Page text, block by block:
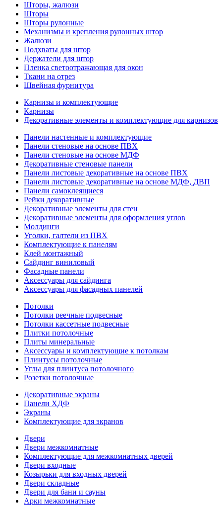
Шторы, жалюзи
Шторы
Шторы рулонные
Механизмы и крепления рулонных штор
Жалюзи
Подхваты для штор
Держатели для штор
Пленка светоотражающая для окон
Ткани на отрез
Швейная фурнитура
Карнизы и комплектующие
Карнизы
Декоративные элементы и комплектующие для карнизов
Панели настенные и комплектующие
Панели стеновые на основе ПВХ
Панели стеновые на основе МДФ
Декоративные стеновые панели
Панели листовые декоративные на основе ПВХ
Панели листовые декоративные на основе МДФ, ДВП
Панели самоклеящиеся
Рейки декоративные
Декоративные элементы для стен
Декоративные элементы для оформления углов
Молдинги
Уголки, галтели из ПВХ
Комплектующие к панелям
Клей монтажный
Сайдинг виниловый
Фасадные панели
Аксессуары для сайдинга
Аксессуары для фасадных панелей
Потолки
Потолки реечные подвесные
Потолки кассетные подвесные
Плитки потолочные
Плиты минеральные
Аксессуары и комплектующие к потолкам
Плинтусы потолочные
Углы для плинтуса потолочного
Розетки потолочные
Декоративные экраны
Панели ХДФ
Экраны
Комплектующие для экранов
Двери
Двери межкомнатные
Комплектующие для межкомнатных дверей
Двери входные
Козырьки для входных дверей
Двери складные
Двери для бани и сауны
Арки межкомнатные